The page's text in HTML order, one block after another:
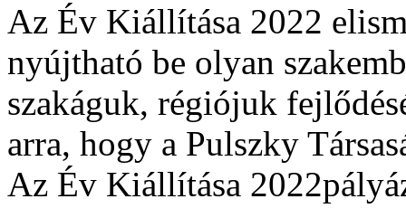
Az Év Kiállítása 2022
nyújtható be olyan
szakáguk, régiójuk
arra, hogy a Pulszky
Az Év Kiállítása